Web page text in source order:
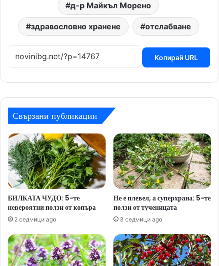
д-р Майкъл Морено
здравословно хранене отслабване
Копирай URL
Свързани публикации
БИЛКАТА ЧУДО: 5-те
невероятни ползи от копъра
2 седмици ago
Не е плевел, а суперхрана: 5-те
ползи от тученицата
3 седмици ago